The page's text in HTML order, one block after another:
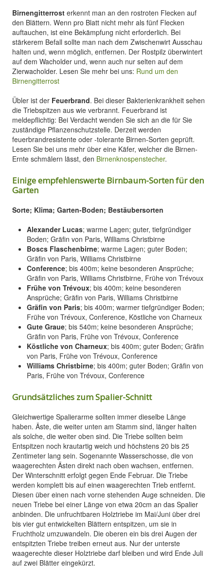
Birnengitterrost erkennt man an den rostroten Flecken auf
den Blättern. Wenn pro Blatt nicht mehr als fünf Flecken
auftauchen, ist eine Bekämpfung nicht erforderlich. Bei
stärkerem Befall sollte man nach dem Zwischenwirt Ausschau
halten und, wenn möglich, entfernen. Der Rostpilz überwintert
auf dem Wacholder und, wenn auch nur selten auf dem
Zierwacholder. Lesen Sie mehr bei uns: Rund um den
Birnengitterrost
Übler ist der Feuerbrand. Bei dieser Bakterienkrankheit sehen
die Triebspitzen aus wie verbrannt. Feuerbrand ist
meldepflichtig: Bei Verdacht wenden Sie sich an die für Sie
zuständige Pflanzenschutzstelle. Derzeit werden
feuerbrandresistente oder -tolerante Birnen-Sorten geprüft.
Lesen Sie bei uns mehr über eine Käfer, welcher die Birnen-
Ernte schmälern lässt, den Birnenknospenstecher.
Einige empfehlenswerte Birnbaum-Sorten für den
Garten
Sorte; Klima; Garten-Boden; Bestäubersorten
Alexander Lucas; warme Lagen; guter, tiefgründiger
Boden; Gräfin von Paris, Williams Christbirne
Boscs Flaschenbirne; warme Lagen; guter Boden;
Gräfin von Paris, Williams Christbirne
Conference; bis 400m; keine besonderen Ansprüche;
Gräfin von Paris, Williams Christbirne, Frühe von Trévoux
Frühe von Trévoux; bis 400m; keine besonderen
Ansprüche; Gräfin von Paris, Williams Christbirne
Gräfin von Paris; bis 400m; warmer tiefgründiger Boden;
Frühe von Trévoux, Conference, Köstliche von Charneux
Gute Graue; bis 540m; keine besonderen Ansprüche;
Gräfin von Paris, Frühe von Trévoux, Conference
Köstliche von Charneux; bis 400m; guter Boden; Gräfin
von Paris, Frühe von Trévoux, Conference
Williams Christbirne; bis 400m; guter Boden; Gräfin von
Paris, Frühe von Trévoux, Conference
Grundsätzliches zum Spalier-Schnitt
Gleichwertige Spalierarme sollten immer dieselbe Länge
haben. Äste, die weiter unten am Stamm sind, länger halten
als solche, die weiter oben sind. Die Triebe sollten beim
Entspitzen noch krautartig weich und höchstens 20 bis 25
Zentimeter lang sein. Sogenannte Wasserschosse, die von
waagerechten Ästen direkt nach oben wachsen, entfernen.
Der Winterschnitt erfolgt gegen Ende Februar. Die Triebe
werden komplett bis auf einen waagerechten Trieb entfernt.
Diesen über einen nach vorne stehenden Auge schneiden. Die
neuen Triebe bei einer Länge von etwa 20cm an das Spalier
anbinden. Die unfruchtbaren Holztriebe im Mai/Juni über drei
bis vier gut entwickelten Blättern entspitzen, um sie in
Fruchtholz umzuwandeln. Die oberen ein bis drei Augen der
entspitzten Triebe treiben erneut aus. Nur der unterste
waagerechte dieser Holztriebe darf bleiben und wird Ende Juli
auf zwei Blätter eingekürzt.